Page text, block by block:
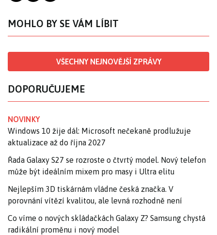
MOHLO BY SE VÁM LÍBIT
VŠECHNY NEJNOVĚJŠÍ ZPRÁVY
DOPORUČUJEME
NOVINKY
Windows 10 žije dál: Microsoft nečekaně prodlužuje
aktualizace až do října 2027
Řada Galaxy S27 se rozroste o čtvrtý model. Nový telefon
může být ideálním mixem pro masy i Ultra elitu
Nejlepším 3D tiskárnám vládne česká značka. V
porovnání vítězí kvalitou, ale levná rozhodně není
Co víme o nových skládačkách Galaxy Z? Samsung chystá
radikální proměnu i nový model